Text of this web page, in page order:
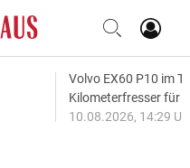
Volvo EX60 P10 im
Kilometerfresser für
10.08.2026, 14:29